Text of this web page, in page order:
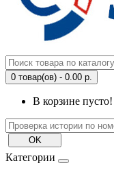
0 товар(ов) - 0.00 р.
В корзине пусто!
Категории